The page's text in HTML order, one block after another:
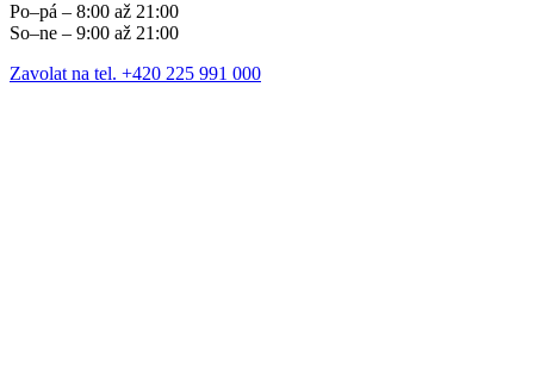
Po–pá – 8:00 až 21:00
So–ne – 9:00 až 21:00
Zavolat na tel. +420 225 991 000